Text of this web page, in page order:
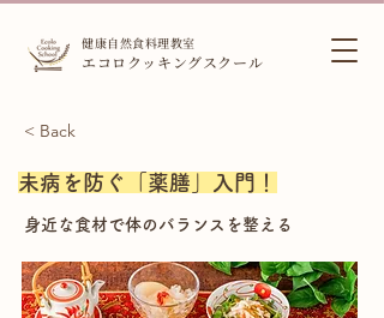
健康自然食料理教室
エコロクッキングスクール
< Back
未病を防ぐ「薬膳」入門！
身近な食材で体のバランスを整える